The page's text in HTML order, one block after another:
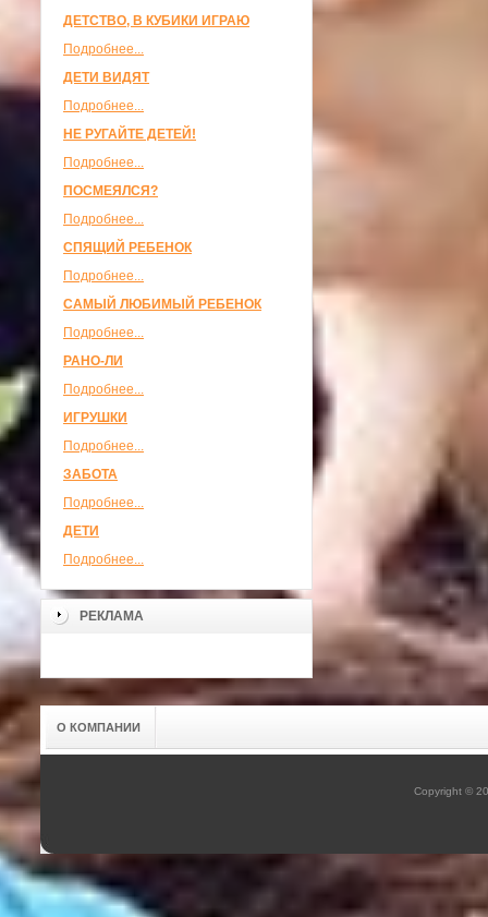
ДЕТСТВО, В КУБИКИ ИГРАЮ
Подробнее...
ДЕТИ ВИДЯТ
Подробнее...
НЕ РУГАЙТЕ ДЕТЕЙ!
Подробнее...
ПОСМЕЯЛСЯ?
Подробнее...
СПЯЩИЙ РЕБЕНОК
Подробнее...
САМЫЙ ЛЮБИМЫЙ РЕБЕНОК
Подробнее...
РАНО-ЛИ
Подробнее...
ИГРУШКИ
Подробнее...
ЗАБОТА
Подробнее...
ДЕТИ
Подробнее...
РЕКЛАМА
О КОМПАНИИ
Copyright ©